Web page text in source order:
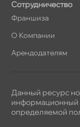
Сотрудничество
Франшиза
О Компании
Арендодателям
Данный ресурс
информационный
определяемой